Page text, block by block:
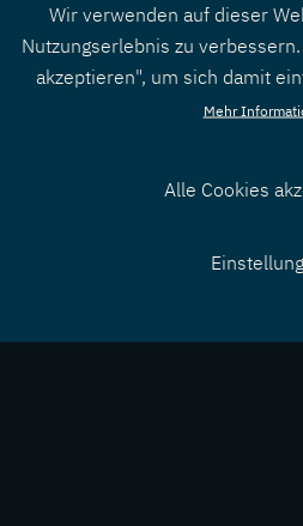
Wir verwenden auf dieser
Nutzungserlebnis zu
akzeptieren", um sich damit
Mehr
Alle Cookies